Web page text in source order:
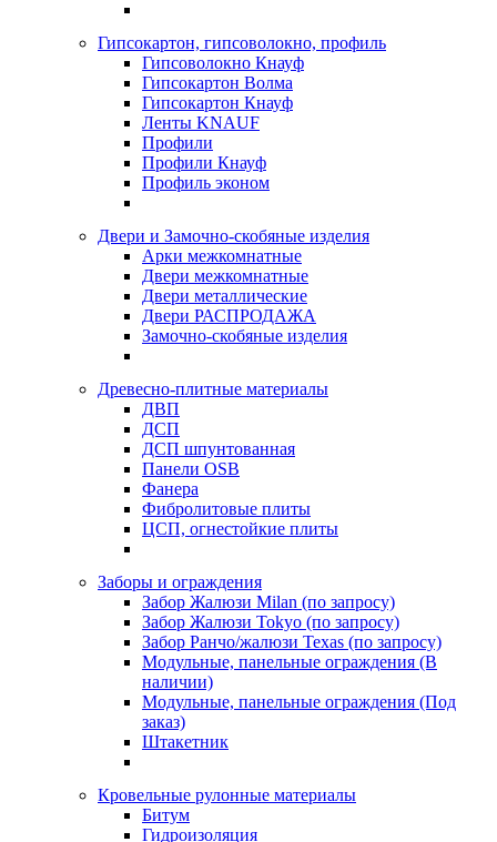
Гипсокартон, гипсоволокно, профиль
Гипсоволокно Кнауф
Гипсокартон Волма
Гипсокартон Кнауф
Ленты KNAUF
Профили
Профили Кнауф
Профиль эконом
Двери и Замочно-скобяные изделия
Арки межкомнатные
Двери межкомнатные
Двери металлические
Двери РАСПРОДАЖА
Замочно-скобяные изделия
Древесно-плитные материалы
ДВП
ДСП
ДСП шпунтованная
Панели OSB
Фанера
Фибролитовые плиты
ЦСП, огнестойкие плиты
Заборы и ограждения
Забор Жалюзи Milan (по запросу)
Забор Жалюзи Tokyo (по запросу)
Забор Ранчо/жалюзи Texas (по запросу)
Модульные, панельные ограждения (В
наличии)
Модульные, панельные ограждения (Под
заказ)
Штакетник
Кровельные рулонные материалы
Битум
Гидроизоляция